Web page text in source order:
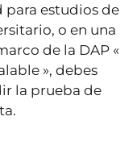
para estudios de
o en una
de la DAP «
», debes
la prueba de